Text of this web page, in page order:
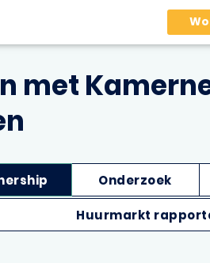
met
Onderzoek
Huurmarkt